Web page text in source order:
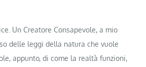
Un Creatore Consapevole, a mio
delle leggi della natura che vuole
appunto, di come la realtà funzioni,